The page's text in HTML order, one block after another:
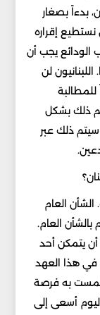
بدءاً بصغار
إقراره
الودائع يجب أن
لن
ذلك بشكل
ذلك عبر
العام
العام.
أن يتمكن أحد
هذا العهد
به فرصة
أسعى إلى